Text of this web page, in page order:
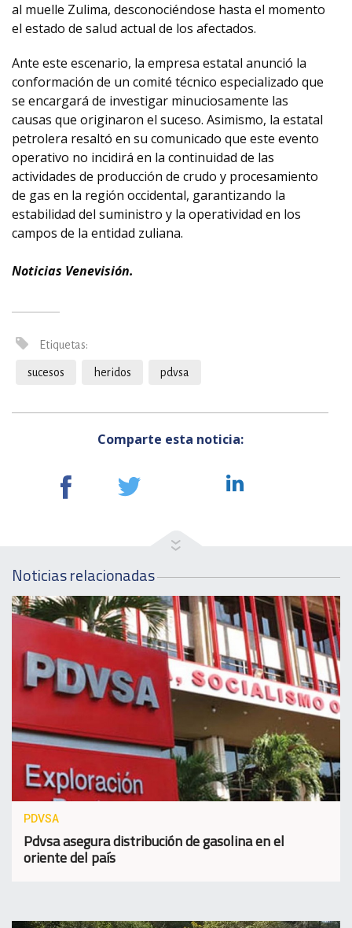
al muelle Zulima, desconociéndose hasta el momento
el estado de salud actual de los afectados.
Ante este escenario, la empresa estatal anunció la
conformación de un comité técnico especializado que
se encargará de investigar minuciosamente las
causas que originaron el suceso. Asimismo, la estatal
petrolera resaltó en su comunicado que este evento
operativo no incidirá en la continuidad de las
actividades de producción de crudo y procesamiento
de gas en la región occidental, garantizando la
estabilidad del suministro y la operatividad en los
campos de la entidad zuliana.
Noticias Venevisión.
Etiquetas:
sucesos heridos pdvsa
Comparte esta noticia:
Noticias relacionadas
PDVSA
Pdvsa asegura distribución de gasolina en el
oriente del país